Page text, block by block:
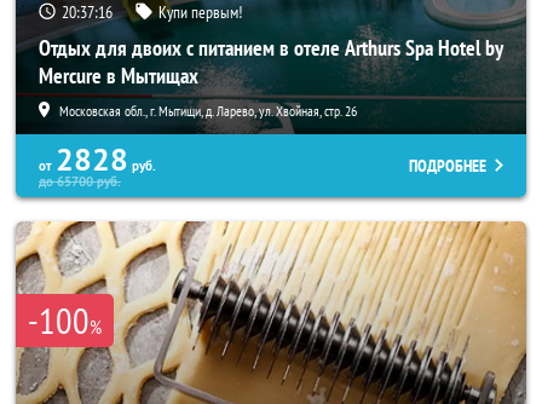
20:37:14 Купи первым!
Отдых для двоих с питанием в отеле Arthurs Spa Hotel by
Mercure в Мытищах
Московская обл., г. Мытищи, д. Ларево, ул. Хвойная, стр. 26
от 2828 руб.
до65700руб.
ПОДРОБНЕЕ
-100%